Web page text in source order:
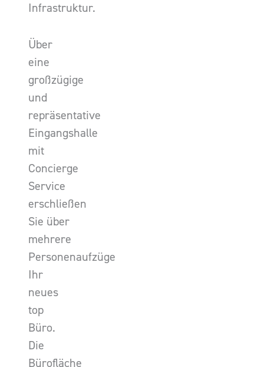
Infrastruktur.
Über
eine
großzügige
und
repräsentative
Eingangshalle
mit
Concierge
Service
erschließen
Sie über
mehrere
Personenaufzüge
Ihr
neues
top
Büro.
Die
Bürofläche